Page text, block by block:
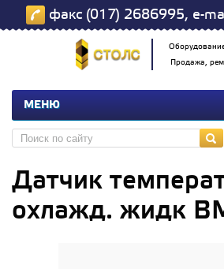
факс (017) 2686995, e-
Продажа,
МЕНЮ
Датчик
охлажд. жидк